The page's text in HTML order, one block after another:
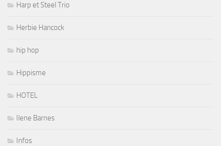
Harp et Steel Trio
Herbie Hancock
hip hop
Hippisme
HOTEL
Ilene Barnes
Infos